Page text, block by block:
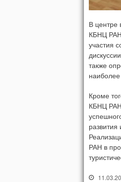
В центре
КБНЦ РАН
участия
также
Кроме
КБНЦ
РАН в